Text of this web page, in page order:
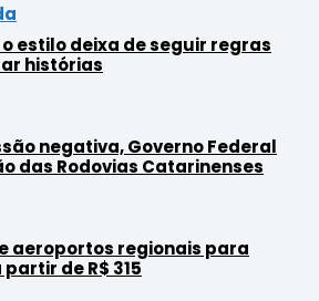
o estilo deixa de seguir regras
histórias
negativa, Governo Federal
das Rodovias Catarinenses
aeroportos regionais para
de R$ 315